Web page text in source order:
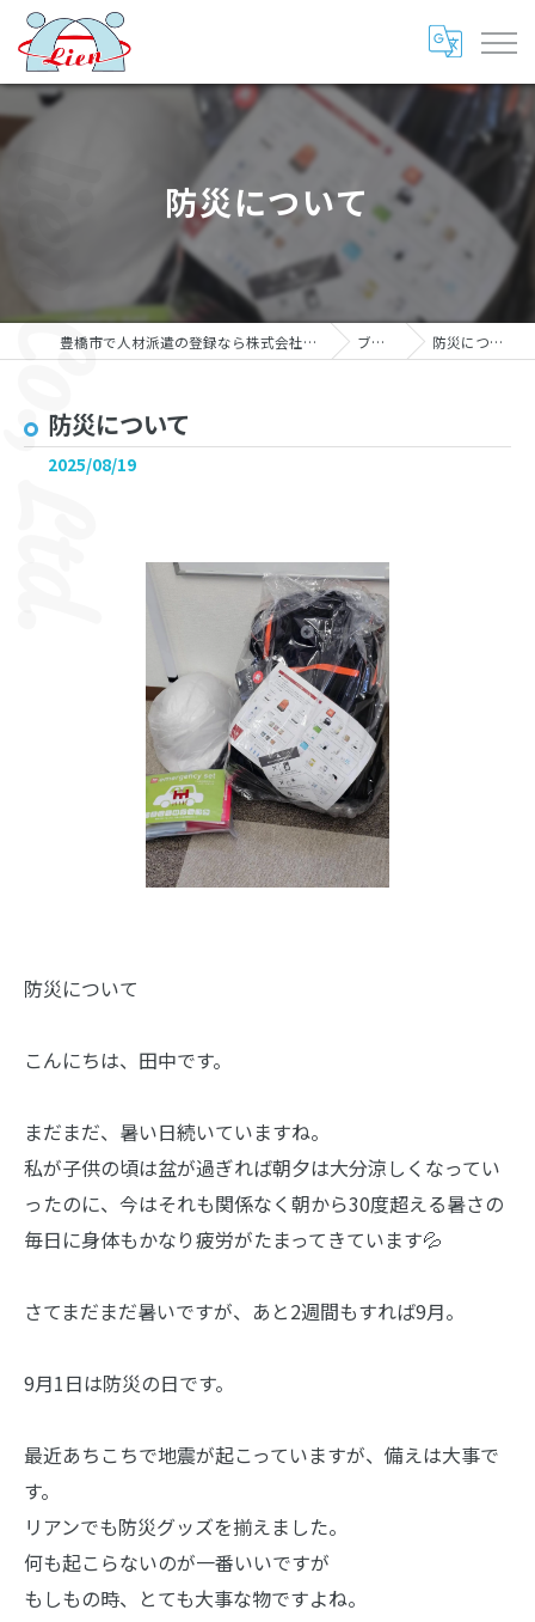
防災について
豊橋市で人材派遣の登録なら株式会社リアン ブログ 防災について
防災について
2025/08/19
防災について
こんにちは、田中です。
まだまだ、暑い日続いていますね。
私が子供の頃は盆が過ぎれば朝夕は大分涼しくなってい
ったのに、今はそれも関係なく朝から30度超える暑さの
毎日に身体もかなり疲労がたまってきています💦
さてまだまだ暑いですが、あと2週間もすれば9月。
9月1日は防災の日です。
最近あちこちで地震が起こっていますが、備えは大事で
す。
リアンでも防災グッズを揃えました。
何も起こらないのが一番いいですが
もしもの時、とても大事な物ですよね。